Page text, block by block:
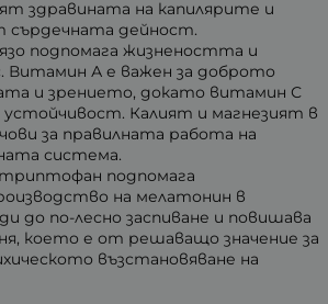
здравината на капилярите и
сърдечната дейност.
подпомага жизнеността и
Витамин А е важен за доброто
и зрението, докато витамин С
Калият и магнезият в
за правилната работа на
система.
подпомага
на мелатонин в
до по-лесно заспиване и повишава
което е от решаващо значение за
възстановяване на